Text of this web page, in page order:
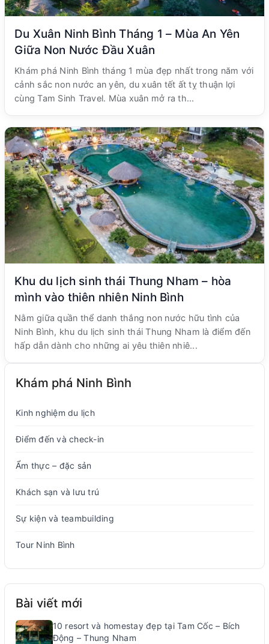
Du Xuân Ninh Bình Tháng 1 – Mùa An Yên
Giữa Non Nước Đầu Xuân
Khám phá Ninh Bình tháng 1 mùa đẹp nhất trong năm với
cảnh sắc non nước an yên, du xuân tết ất tỵ thuận lợi
cùng Tam Sinh Travel. Mùa xuân mở ra th...
Khu du lịch sinh thái Thung Nham – hòa
mình vào thiên nhiên Ninh Bình
Nằm giữa quần thể danh thắng non nước hữu tình của
Ninh Bình, khu du lịch sinh thái Thung Nham là điểm đến
hấp dẫn dành cho những ai yêu thiên nhiê...
Khám phá Ninh Bình
Kinh nghiệm du lịch
Điểm đến và check-in
Ẩm thực – đặc sản
Khách sạn và lưu trú
Sự kiện và teambuilding
Tour Ninh Bình
Bài viết mới
10 resort và homestay đẹp tại Tam Cốc – Bích
Động – Thung Nham